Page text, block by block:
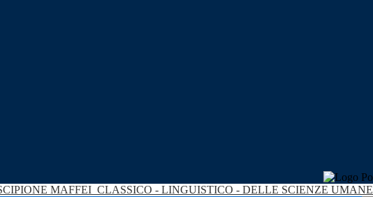
MAFFEI CLASSICO - LINGUISTICO - DELLE SCIENZE UMANE